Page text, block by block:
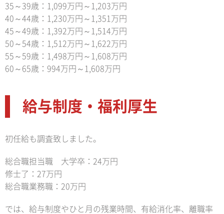
35～39歳：1,099万円～1,203万円
40～44歳：1,230万円～1,351万円
45～49歳：1,392万円～1,514万円
50～54歳：1,512万円～1,622万円
55～59歳：1,498万円～1,608万円
60～65歳：994万円～1,608万円
給与制度・福利厚生
初任給も調査致しました。
総合職担当職 大学卒：24万円
修士了：27万円
総合職業務職：20万円
では、給与制度やひと月の残業時間、有給消化率、離職率